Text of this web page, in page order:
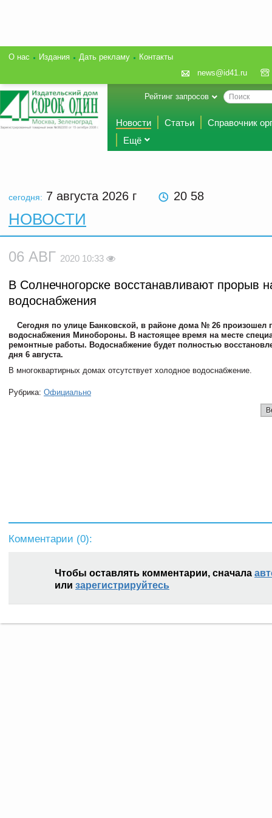
О нас Издания Дать рекламу
Контакты
news@id41.ru
Рейтинг запросов
Новости Статьи
Справочник
Ещё
сегодня: 7 августа 2026 г 20 58
НОВОСТИ
06 АВГ 2020 10:33
В Солнечногорске восстанавливают прорыв
водоснабжения
Сегодня по улице Банковской, в районе дома № 26 произошел
водоснабжения Минобороны. В настоящее время на месте
ремонтные работы. Водоснабжение будет полностью
дня 6 августа.
В многоквартирных домах отсутствует холодное водоснабжение.
Рубрика: Официально
Комментарии (0):
Чтобы оставлять комментарии, сначала
или зарегистрируйтесь